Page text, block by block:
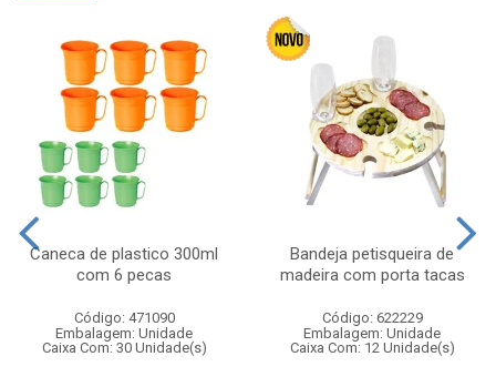
Caneca de plastico 300ml
com 6 pecas
Código: 471090
Embalagem: Unidade
Caixa Com: 30 Unidade(s)
Bandeja petisqueira de
madeira com porta tacas
Código: 622229
Embalagem: Unidade
Caixa Com: 12 Unidade(s)